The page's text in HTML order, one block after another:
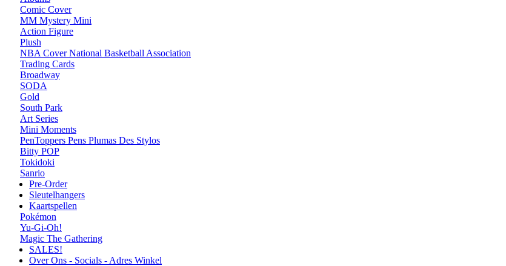
Comic Cover
MM Mystery Mini
Action Figure
Plush
NBA Cover National Basketball Association
Trading Cards
Broadway
SODA
Gold
South Park
Art Series
Mini Moments
PenToppers Pens Plumas Des Stylos
Bitty POP
Tokidoki
Sanrio
Pre-Order
Sleutelhangers
Kaartspellen
Pokémon
Yu-Gi-Oh!
Magic The Gathering
SALES!
Over Ons - Socials - Adres Winkel